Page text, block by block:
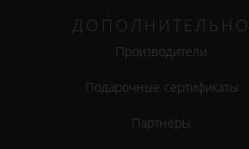
ДОПОЛНИТЕЛЬНО
Производители
Подарочные сертификаты
Партнёры